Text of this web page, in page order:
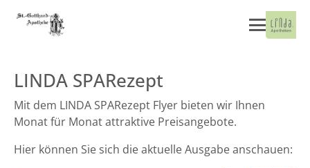
LINDA SPARezept
Mit dem LINDA SPARezept Flyer bieten wir Ihnen
Monat für Monat attraktive Preisangebote.
Hier können Sie sich die aktuelle Ausgabe anschauen: